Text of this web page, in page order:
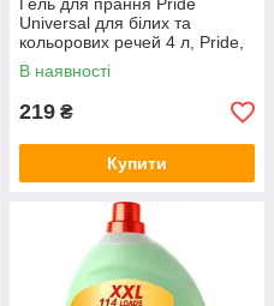
Universal для білих та
кольорових речей 4 л, Pride,
Арт.54441
В наявності
219 ₴
Купити